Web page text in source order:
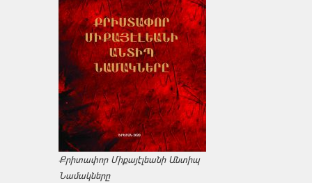
Քրիտափոր Միքայէլեանի Անտիպ
Նամակները